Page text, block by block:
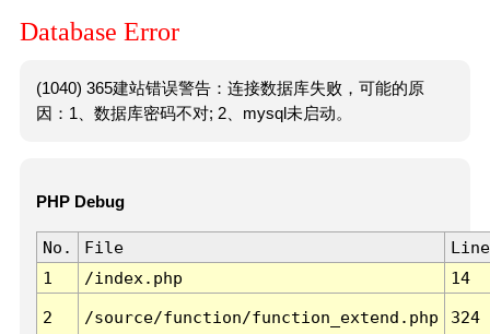
Database Error
(1040) 365建站错误警告：连接数据库失败，可能的原
因：1、数据库密码不对; 2、mysql未启动。
PHP Debug
No. File
Line
1
/index.php 14
2 /source/function/function_extend.php 324